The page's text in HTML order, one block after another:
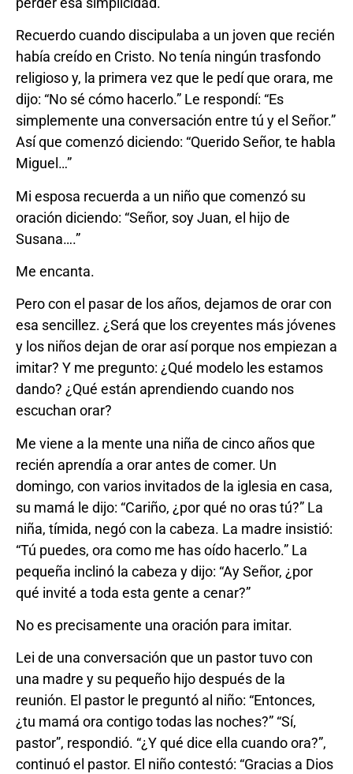
Recuerdo cuando discipulaba a un joven que recién
había creído en Cristo. No tenía ningún trasfondo
religioso y, la primera vez que le pedí que orara, me
dijo: “No sé cómo hacerlo.” Le respondí: “Es
simplemente una conversación entre tú y el Señor.”
Así que comenzó diciendo: “Querido Señor, te habla
Miguel…”
Mi esposa recuerda a un niño que comenzó su
oración diciendo: “Señor, soy Juan, el hijo de
Susana….”
Me encanta.
Pero con el pasar de los años, dejamos de orar con
esa sencillez. ¿Será que los creyentes más jóvenes
y los niños dejan de orar así porque nos empiezan a
imitar? Y me pregunto: ¿Qué modelo les estamos
dando? ¿Qué están aprendiendo cuando nos
escuchan orar?
Me viene a la mente una niña de cinco años que
recién aprendía a orar antes de comer. Un
domingo, con varios invitados de la iglesia en casa,
su mamá le dijo: “Cariño, ¿por qué no oras tú?” La
niña, tímida, negó con la cabeza. La madre insistió:
“Tú puedes, ora como me has oído hacerlo.” La
pequeña inclinó la cabeza y dijo: “Ay Señor, ¿por
qué invité a toda esta gente a cenar?”
No es precisamente una oración para imitar.
Lei de una conversación que un pastor tuvo con
una madre y su pequeño hijo después de la
reunión. El pastor le preguntó al niño: “Entonces,
¿tu mamá ora contigo todas las noches?” “Sí,
pastor”, respondió. “¿Y qué dice ella cuando ora?”,
continuó el pastor. El niño contestó: “Gracias a Dios